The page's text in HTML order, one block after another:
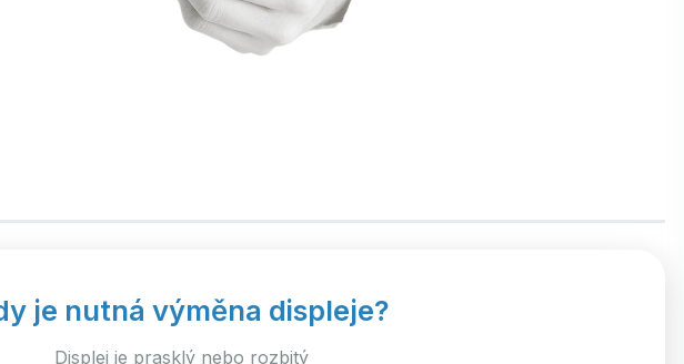
je nutná výměna displeje?
Displej je prasklý nebo rozbitý